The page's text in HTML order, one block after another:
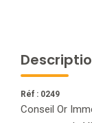
Réf : 0249
Conseil Or